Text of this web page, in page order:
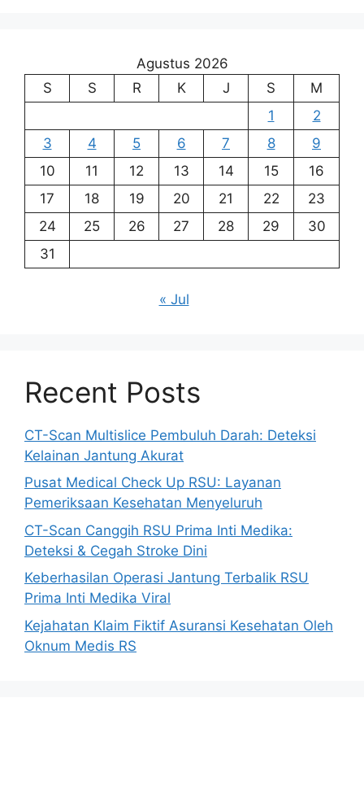
Agustus 2026
S
S R K J S
M
1
2
3
4 5 6 7 8
9
10
11 12 13 14 15
16
17
18 19 20 21 22
23
24
25 26 27 28 29
30
31
« Jul
Recent Posts
CT-Scan Multislice Pembuluh Darah: Deteksi
Kelainan Jantung Akurat
Pusat Medical Check Up RSU: Layanan
Pemeriksaan Kesehatan Menyeluruh
CT-Scan Canggih RSU Prima Inti Medika:
Deteksi & Cegah Stroke Dini
Keberhasilan Operasi Jantung Terbalik RSU
Prima Inti Medika Viral
Kejahatan Klaim Fiktif Asuransi Kesehatan Oleh
Oknum Medis RS